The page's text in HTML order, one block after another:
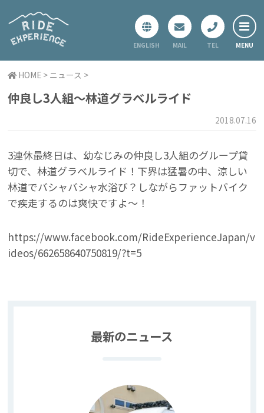
ENGLISH MAIL TEL
ホーム
スペシャルツアー
プライベートツアー
ニュース
会社概要
お問い合わせ
HOME > ニュース >
仲良し3人組～林道グラベルライド
2018.07.16
3連休最終日は、幼なじみの仲良し3人組のグループ貸
切で、林道グラベルライド！下界は猛暑の中、涼しい
林道でバシャバシャ水浴び？しながらファットバイク
で疾走するのは爽快ですよ〜！
https://www.facebook.com/RideExperienceJapan/v
ideos/662658640750819/?t=5
最新のニュース